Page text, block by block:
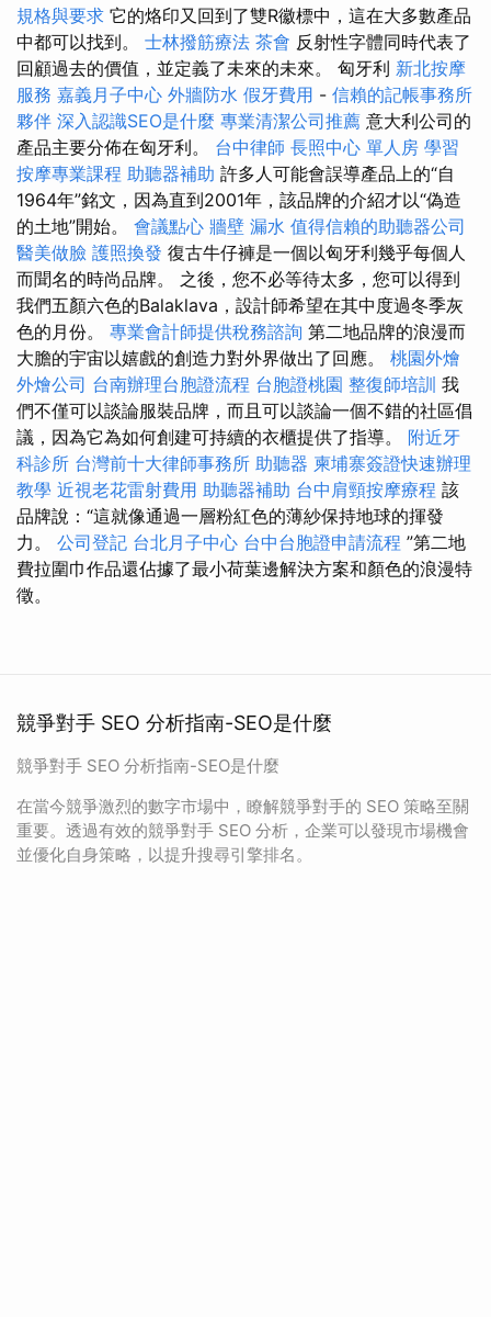
規格與要求 它的烙印又回到了雙R徽標中，這在大多數產品
中都可以找到。 士林撥筋療法 茶會 反射性字體同時代表了
回顧過去的價值，並定義了未來的未來。 匈牙利 新北按摩
服務 嘉義月子中心 外牆防水 假牙費用 - 信賴的記帳事務所
夥伴 深入認識SEO是什麼 專業清潔公司推薦 意大利公司的
產品主要分佈在匈牙利。 台中律師 長照中心 單人房 學習
按摩專業課程 助聽器補助 許多人可能會誤導產品上的“自
1964年”銘文，因為直到2001年，該品牌的介紹才以“偽造
的土地”開始。 會議點心 牆壁 漏水 值得信賴的助聽器公司
醫美做臉 護照換發 復古牛仔褲是一個以匈牙利幾乎每個人
而聞名的時尚品牌。 之後，您不必等待太多，您可以得到
我們五顏六色的Balaklava，設計師希望在其中度過冬季灰
色的月份。 專業會計師提供稅務諮詢 第二地品牌的浪漫而
大膽的宇宙以嬉戲的創造力對外界做出了回應。 桃園外燴
外燴公司 台南辦理台胞證流程 台胞證桃園 整復師培訓 我
們不僅可以談論服裝品牌，而且可以談論一個不錯的社區倡
議，因為它為如何創建可持續的衣櫃提供了指導。 附近牙
科診所 台灣前十大律師事務所 助聽器 柬埔寨簽證快速辦理
教學 近視老花雷射費用 助聽器補助 台中肩頸按摩療程 該
品牌說：“這就像通過一層粉紅色的薄紗保持地球的揮發
力。 公司登記 台北月子中心 台中台胞證申請流程 ”第二地
費拉圍巾作品還佔據了最小荷葉邊解決方案和顏色​​的浪漫特
徵。
競爭對手 SEO 分析指南-SEO是什麼
競爭對手 SEO 分析指南-SEO是什麼
在當今競爭激烈的數字市場中，瞭解競爭對手的 SEO 策略至關
重要。透過有效的競爭對手 SEO 分析，企業可以發現市場機會
並優化自身策略，以提升搜尋引擎排名。